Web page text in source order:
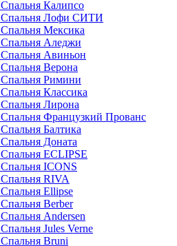
Спальня Калипсо
Спальня Лофи СИТИ
Спальня Мексика
Спальня Аледжи
Спальня Авиньон
Спальня Верона
Спальня Римини
Спальня Классика
Спальня Лирона
Спальня Французкий Прованс
Спальня Балтика
Спальня Доната
Спальня ECLIPSE
Спальня ICONS
Спальня RIVA
Спальня Ellipse
Спальня Berber
Спальня Andersen
Спальня Jules Verne
Спальня Bruni